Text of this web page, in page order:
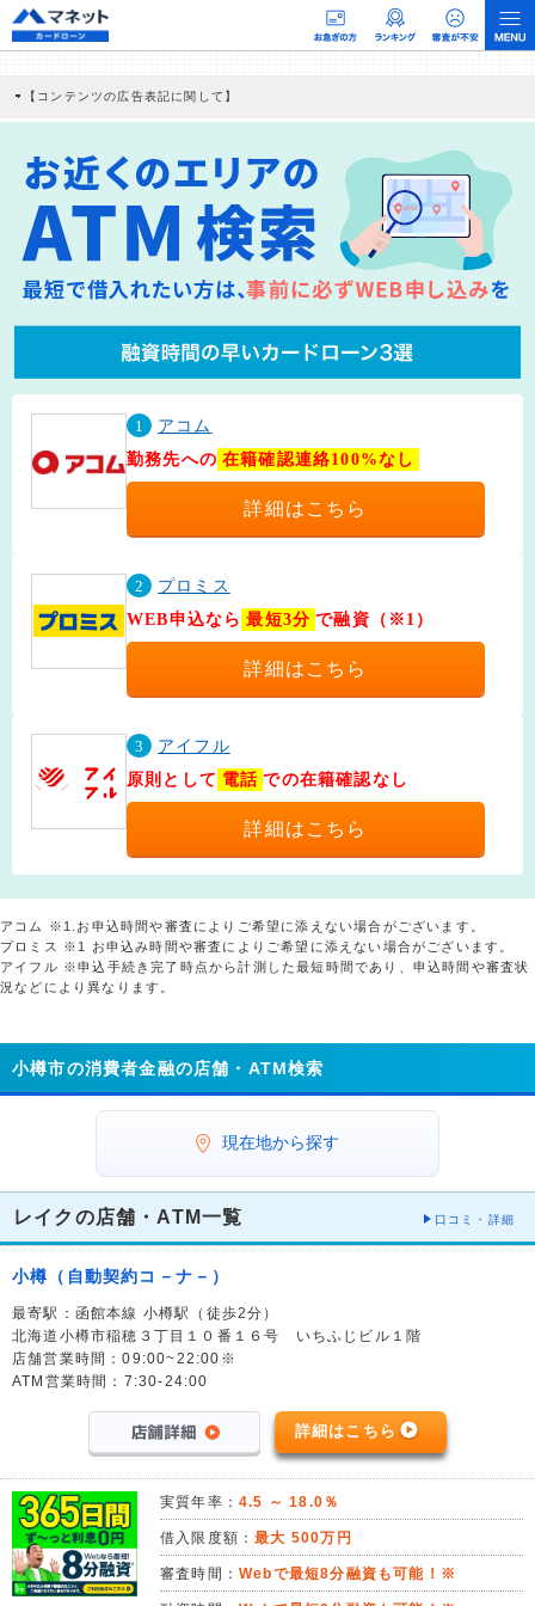
【コンテンツの広告表記に関して】
社に対して企業から紹介報酬が支払われるという収益モデルです。 ただし、特定の
商品を根拠なくPRするものではなく、当編集部の調査／ユーザーへの口コミ収集な
どに基づき、公平性を担保した情報提供を行っています。
>提携企業一覧
1
アコム
勤務先への 在籍確認連絡100%なし
詳細はこちら
2
プロミス
WEB申込なら 最短3分 で融資（※1）
詳細はこちら
3
アイフル
原則として 電話 での在籍確認なし
詳細はこちら
アコム ※1.お申込時間や審査によりご希望に添えない場合がございます。
プロミス ※1 お申込み時間や審査によりご希望に添えない場合がございます。
アイフル ※申込手続き完了時点から計測した最短時間であり、申込時間や審査状
況などにより異なります。
小樽市の消費者金融の店舗・ATM検索
現在地から探す
レイクの店舗・ATM一覧 口コミ・詳細
小樽（自動契約コ－ナ－）
最寄駅：函館本線 小樽駅（徒歩2分）
北海道小樽市稲穂３丁目１０番１６号 いちふじビル１階
店舗営業時間：09:00~22:00※
ATM営業時間：7:30-24:00
詳細はこちら
実質年率： 4.5 ～ 18.0％
借入限度額：最大 500万円
審査時間： Webで最短8分融資も可能！※